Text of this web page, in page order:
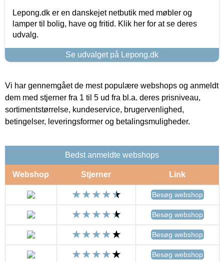
Lepong.dk er en danskejet netbutik med møbler og
lamper til bolig, have og fritid. Klik her for at se deres
udvalg.
Se udvalget på Lepong.dk
Vi har gennemgået de mest populære webshops og anmeldt
dem med stjerner fra 1 til 5 ud fra bl.a. deres prisniveau,
sortimentstørrelse, kundeservice, brugervenlighed,
betingelser, leveringsformer og betalingsmuligheder.
Bedst anmeldte webshops
Webshop Stjerner Link
Besøg webshop
Besøg webshop
Besøg webshop
Besøg webshop